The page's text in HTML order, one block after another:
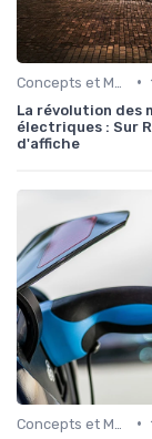
•
La révolution des
électriques : Sur
d'affiche
•